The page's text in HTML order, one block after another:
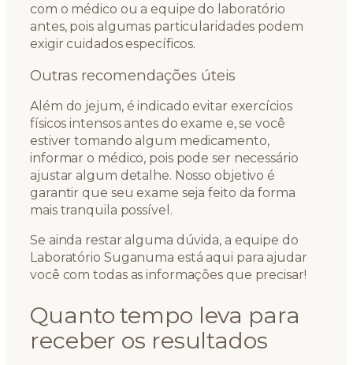
com o médico ou a equipe do laboratório
antes, pois algumas particularidades podem
exigir cuidados específicos.
Outras recomendações úteis
Além do jejum, é indicado evitar exercícios
físicos intensos antes do exame e, se você
estiver tomando algum medicamento,
informar o médico, pois pode ser necessário
ajustar algum detalhe. Nosso objetivo é
garantir que seu exame seja feito da forma
mais tranquila possível.
Se ainda restar alguma dúvida, a equipe do
Laboratório Suganuma está aqui para ajudar
você com todas as informações que precisar!
Quanto tempo leva para
receber os resultados